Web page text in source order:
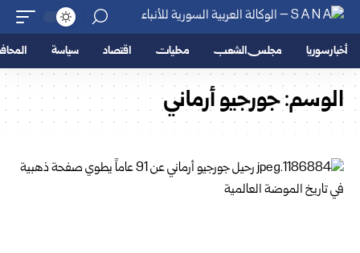
أخبار سوريا مجلس الشعب محليات اقتصاد سياسة
الوسم:جورجيو أرماني